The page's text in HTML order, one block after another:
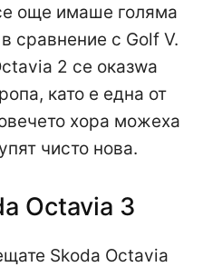
още имаше голяма
сравнение с Golf V.
2 се оказwа
като e една от
хора можеха
чисто нова.
Octavia 3
Skoda Octavia